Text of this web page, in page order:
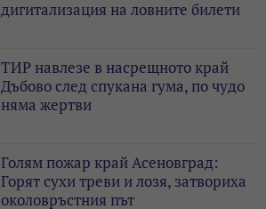
дигитализация на ловните билети
ТИР навлезе в насрещното край
Дъбово след спукана гума, по чудо
няма жертви
Голям пожар край Асеновград:
Горят сухи треви и лозя, затвориха
околовръстния път